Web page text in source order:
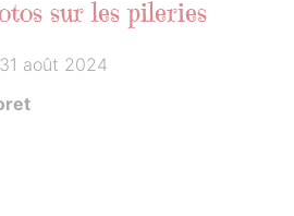
sur les pileries
août 2024